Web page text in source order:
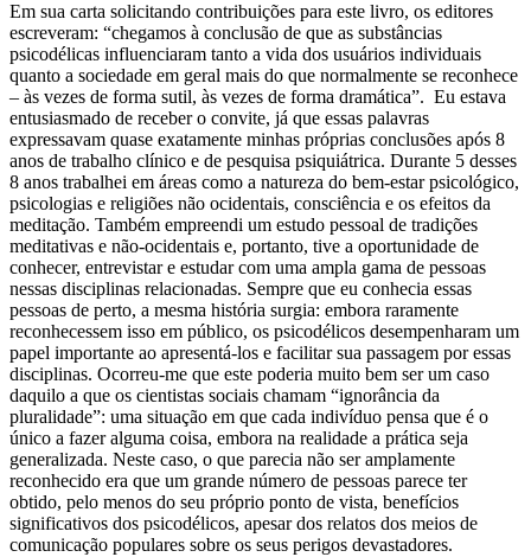
Em sua carta solicitando contribuições para este livro, os editores
escreveram: “chegamos à conclusão de que as substâncias
psicodélicas influenciaram tanto a vida dos usuários individuais
quanto a sociedade em geral mais do que normalmente se reconhece
– às vezes de forma sutil, às vezes de forma dramática”. Eu estava
entusiasmado de receber o convite, já que essas palavras
expressavam quase exatamente minhas próprias conclusões após 8
anos de trabalho clínico e de pesquisa psiquiátrica. Durante 5 desses
8 anos trabalhei em áreas como a natureza do bem-estar psicológico,
psicologias e religiões não ocidentais, consciência e os efeitos da
meditação. Também empreendi um estudo pessoal de tradições
meditativas e não-ocidentais e, portanto, tive a oportunidade de
conhecer, entrevistar e estudar com uma ampla gama de pessoas
nessas disciplinas relacionadas. Sempre que eu conhecia essas
pessoas de perto, a mesma história surgia: embora raramente
reconhecessem isso em público, os psicodélicos desempenharam um
papel importante ao apresentá-los e facilitar sua passagem por essas
disciplinas. Ocorreu-me que este poderia muito bem ser um caso
daquilo a que os cientistas sociais chamam “ignorância da
pluralidade”: uma situação em que cada indivíduo pensa que é o
único a fazer alguma coisa, embora na realidade a prática seja
generalizada. Neste caso, o que parecia não ser amplamente
reconhecido era que um grande número de pessoas parece ter
obtido, pelo menos do seu próprio ponto de vista, benefícios
significativos dos psicodélicos, apesar dos relatos dos meios de
comunicação populares sobre os seus perigos devastadores.